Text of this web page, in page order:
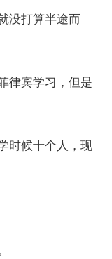
没打算半途而
律宾学习，但是
时候十个人，现